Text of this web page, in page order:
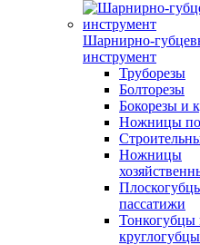
Шарнирно-
инструмент
Труборезы
Болторезы
Бокорезы и
Ножницы по
Ножницы
пассатижи
Тонкогубцы
круглогубцы